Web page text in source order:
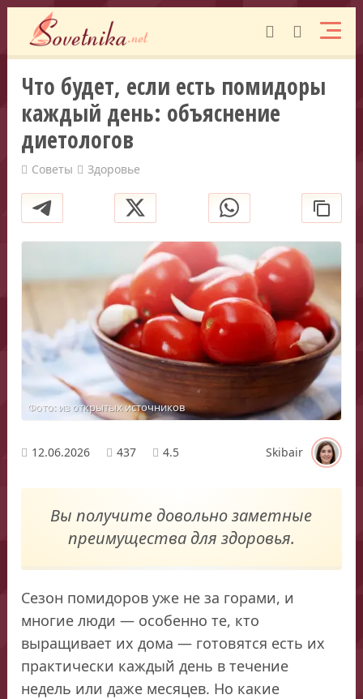
Что будет, если есть помидоры
каждый день: объяснение
диетологов
Советы Здоровье
Фото: из открытых источников
12.06.2026 437 4.5 Skibair
Вы получите довольно заметные
преимущества для здоровья.
Сезон помидоров уже не за горами, и
многие люди — особенно те, кто
выращивает их дома — готовятся есть их
практически каждый день в течение
недель или даже месяцев. Но какие